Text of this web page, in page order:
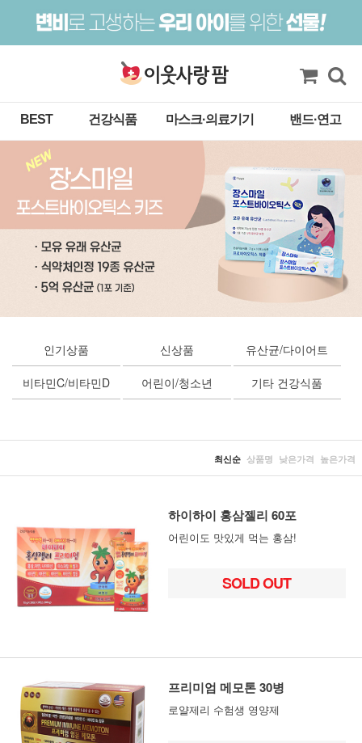
BEST 건강식품 마스크·의료기기 밴드·연고
인기상품 신상품 유산균/다이어트
비타민C/비타민D 어린이/청소년 기타 건강식품
최신순 상품명 낮은가격 높은가격
하이하이 홍삼젤리 60포
어린이도 맛있게 먹는 홍삼!
SOLD OUT
프리미엄 메모톤 30병
로얄제리 수험생 영양제